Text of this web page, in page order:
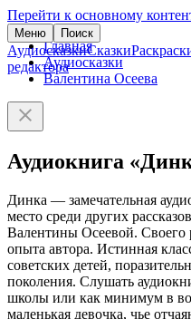
Перейти к основному
Меню Поиск
АудиосказкиСказки
редактора
Главная
Аудиосказки
Валентина Осеева
Аудиокнига
Динка — замечательная
место среди других
Валентины Осеевой. Своего
опыта автора. Истинная
советских детей,
поколения. Слушать
школы или как минимум в
маленькая девочка, чье